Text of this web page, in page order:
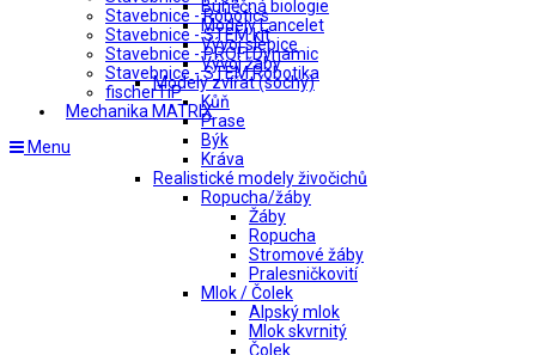
Stavebnice - Robotics
Stavebnice - STEM kit
Stavebnice - PROFI Dynamic
Stavebnice - STEM Robotika
fischerTiP
Mechanika MATRIX
Menu
Buněčná biologie
Modely Lancelet
Vývoj slepice
Vývoj žáby
Modely zvířat (sochy)
Kůň
Prase
Býk
Kráva
Realistické modely živočichů
Ropucha/žáby
Žáby
Ropucha
Stromové žáby
Pralesničkovití
Mlok / Čolek
Alpský mlok
Mlok skvrnitý
Čolek